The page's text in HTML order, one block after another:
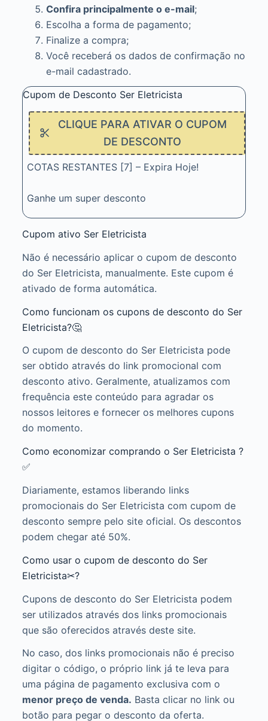
Confira principalmente o e-mail;
Escolha a forma de pagamento;
Finalize a compra;
Você receberá os dados de confirmação no
e-mail cadastrado.
Cupom de Desconto Ser Eletricista
CLIQUE PARA ATIVAR O CUPOM
DE DESCONTO
COTAS RESTANTES [7] – Expira Hoje!
Ganhe um super desconto
Cupom ativo Ser Eletricista
Não é necessário aplicar o cupom de desconto
do Ser Eletricista, manualmente. Este cupom é
ativado de forma automática.
Como funcionam os cupons de desconto do Ser
Eletricista?🤔
O cupom de desconto do Ser Eletricista pode
ser obtido através do link promocional com
desconto ativo. Geralmente, atualizamos com
frequência este conteúdo para agradar os
nossos leitores e fornecer os melhores cupons
do momento.
Como economizar comprando o Ser Eletricista ?
✅
Diariamente, estamos liberando links
promocionais do Ser Eletricista com cupom de
desconto sempre pelo site oficial. Os descontos
podem chegar até 50%.
Como usar o cupom de desconto do Ser
Eletricista✂?
Cupons de desconto do Ser Eletricista podem
ser utilizados através dos links promocionais
que são oferecidos através deste site.
No caso, dos links promocionais não é preciso
digitar o código, o próprio link já te leva para
uma página de pagamento exclusiva com o
menor preço de venda. Basta clicar no link ou
botão para pegar o desconto da oferta.